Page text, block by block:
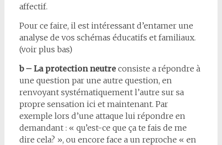
affectif.
Pour ce faire, il est intéressant d’entamer une
analyse de vos schémas éducatifs et familiaux.
(voir plus bas)
b – La protection neutreconsiste a répondre à
une question par une autre question, en
renvoyant systématiquement l’autre sur sa
propre sensation ici et maintenant. Par
exemple lors d’une attaque lui répondre en
demandant : « qu’est-ce que ça te fais de me
dire cela? », ou encore face a un reproche « en